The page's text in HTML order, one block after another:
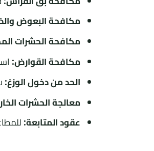
مكافحة البعوض
مكافحة الحشرات
مكافحة القوارض:
الحد من دخول الوزغ:
معالجة الحشرات
عقود المتابعة: